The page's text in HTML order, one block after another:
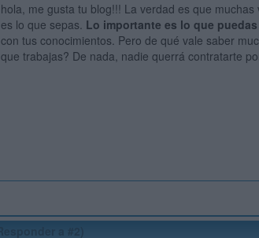
hola, me gusta tu blog!!! La verdad es que
es lo que sepas. Lo importante es lo que
con tus conocimientos. Pero de qué vale saber
que trabajas? De nada, nadie querrá contratarte